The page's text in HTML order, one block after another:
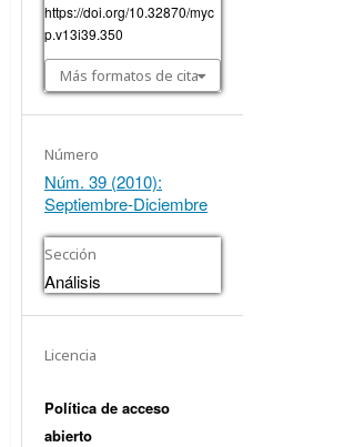
https://doi.org/10.32870/myc
p.v13i39.350
Más formatos de cita
Número
Núm. 39 (2010):
Septiembre-Diciembre
Sección
Análisis
Licencia
Política de acceso
abierto